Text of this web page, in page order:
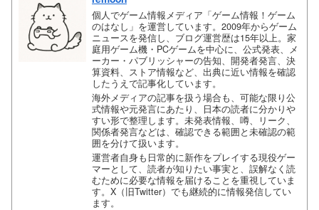
個人でゲーム情報メディア「ゲーム情報！ゲーム
のはなし」を運営しています。2009年からゲーム
ニュースを発信し、ブログ運営歴は15年以上。家
庭用ゲーム機・PCゲームを中心に、公式発表、メ
ーカー・パブリッシャーの告知、開発者発言、決
算資料、ストア情報など、出典に近い情報を確認
したうえで記事化しています。
海外メディアの記事を扱う場合も、可能な限り公
式情報や元発言にあたり、日本の読者に分かりや
すい形で整理します。未発表情報、噂、リーク、
関係者発言などは、確認できる範囲と未確認の範
囲を分けて扱います。
運営者自身も日常的に新作をプレイする現役ゲー
マーとして、読者が知りたい事実と、誤解なく読
むために必要な情報を届けることを重視していま
す。X（旧Twitter）でも継続的に情報発信してい
ます。